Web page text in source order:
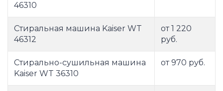
46310
Стиральная машина Kaiser WT
46312
от 1 220
руб.
Стирально-сушильная машина
Kaiser WT 36310
от 970 руб.